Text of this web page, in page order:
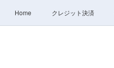
Home クレジット決済